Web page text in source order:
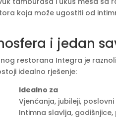
koja može ugostiti od
i jedan
restorana Integra je
idealno rješenje:
Idealno za
Vjenčanja, jubileji,
Intimna slavlja,